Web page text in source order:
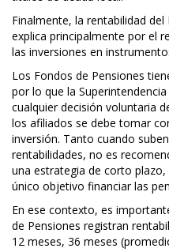
Finalmente, la rentabilidad
explica principalmente por el
las inversiones en
Los Fondos de Pensiones
por lo que la
cualquier decisión voluntaria
los afiliados se debe tomar
inversión. Tanto cuando
rentabilidades, no es
una estrategia de corto
único objetivo financiar las
En ese contexto, es
de Pensiones registran
12 meses, 36 meses